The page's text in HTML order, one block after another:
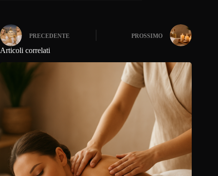
PRECEDENTE PROSSIMO
Articoli correlati